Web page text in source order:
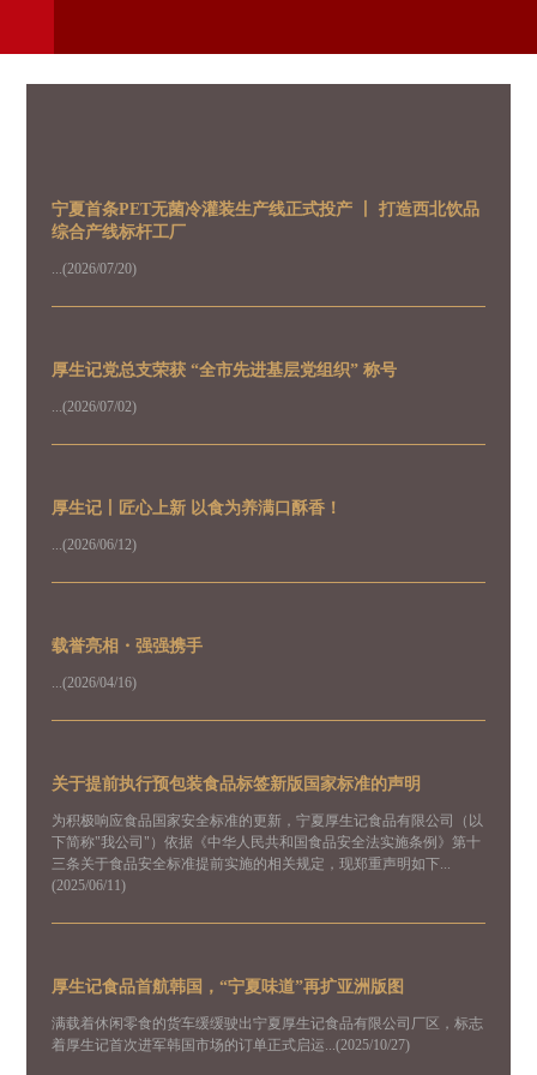
宁夏首条PET无菌冷灌装生产线正式投产 丨 打造西北饮品
综合产线标杆工厂
...(2026/07/20)
厚生记党总支荣获 “全市先进基层党组织” 称号
...(2026/07/02)
厚生记丨匠心上新 以食为养满口酥香！
...(2026/06/12)
载誉亮相・强强携手
...(2026/04/16)
关于提前执行预包装食品标签新版国家标准的声明
为积极响应食品国家安全标准的更新，宁夏厚生记食品有限公司（以
下简称"我公司"）依据《中华人民共和国食品安全法实施条例》第十
三条关于食品安全标准提前实施的相关规定，现郑重声明如下...
(2025/06/11)
厚生记食品首航韩国，“宁夏味道”再扩亚洲版图
满载着休闲零食的货车缓缓驶出宁夏厚生记食品有限公司厂区，标志
着厚生记首次进军韩国市场的订单正式启运...(2025/10/27)